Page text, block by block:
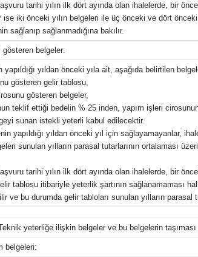
tarihi yılın ilk dört ayında olan ihalelerde, bir
iki önceki yılın belgeleri ile üç önceki ve dört
sağlanıp sağlanmadığına bakılır.
belgeler:
yapıldığı yıldan önceki yıla ait, aşağıda belirtilen
gösteren gelir tablosu,
gösteren belgeler,
teklif ettiği bedelin % 25 inden, yapım işleri
sunan istekli yeterli kabul edilecektir.
yapıldığı yıldan önceki yıl için sağlayamayanlar,
sunulan yılların parasal tutarlarının ortalaması
tarihi yılın ilk dört ayında olan ihalelerde, bir
tablosu itibariyle yeterlik şartının sağlanamaması
ve bu durumda gelir tabloları sunulan yılların parasal
yeterliğe ilişkin belgeler ve bu belgelerin
belgeleri: